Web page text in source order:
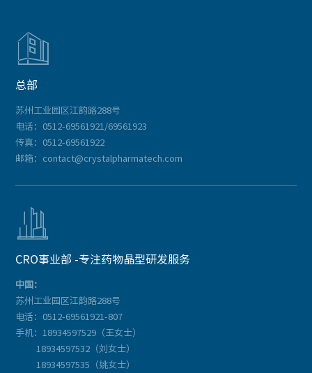

总部
苏州工业园区江韵路288号
电话：0512-69561921/69561923
传真：0512-69561922
邮箱：contact@crystalpharmatech.com

CRO事业部 -专注药物晶型研发服务
中国：
苏州工业园区江韵路288号
电话：0512-69561921-807
手机：18934597529（王女士）
18934597532（刘女士）
18934597535（姚女士）